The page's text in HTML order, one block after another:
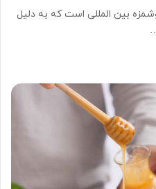
بین المللی است که به دلیل